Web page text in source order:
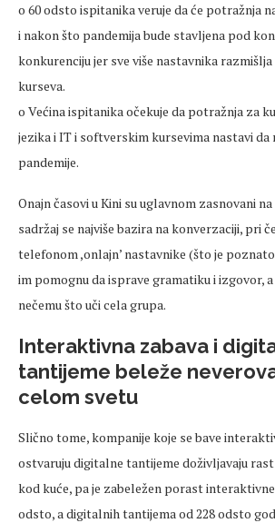
o 60 odsto ispitanika veruje da će potražnja
i nakon što pandemija bude stavljena pod
konkurenciju jer sve više nastavnika
kurseva.
o Većina ispitanika očekuje da potražnja za
jezika i IT i softverskim kursevima nastavi da
pandemije.
Onajn časovi u Kini su uglavnom zasnovani
sadržaj se najviše bazira na konverzaciji, pri
telefonom ,onlajn’ nastavnike (što je
im pomognu da isprave gramatiku i izgovor,
nečemu što uči cela grupa.
Interaktivna zabava i
tantijeme beleže
celom svetu
Slično tome, kompanije koje se bave
ostvaruju digitalne tantijeme doživljavaju
kod kuće, pa je zabeležen porast
odsto, a digitalnih tantijema od 228 odsto